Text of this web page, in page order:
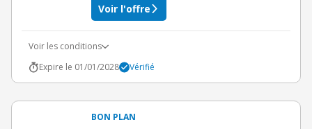
Voir l'offre
Voir les conditions
Expire le 01/01/2028
Vérifié
BON PLAN